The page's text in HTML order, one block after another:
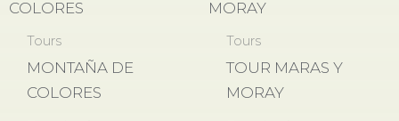
Tours
MONTAÑA DE
COLORES
Tours
TOUR MARAS Y
MORAY